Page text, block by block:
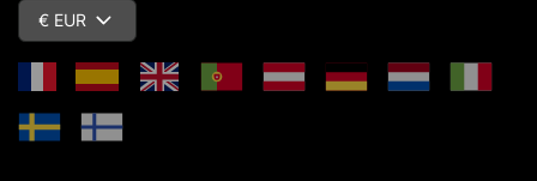
€ EUR